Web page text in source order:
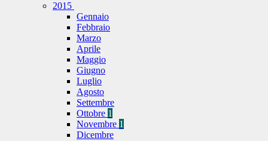
2015
Gennaio
Febbraio
Marzo
Aprile
Maggio
Giugno
Luglio
Agosto
Settembre
Ottobre 1
Novembre 1
Dicembre